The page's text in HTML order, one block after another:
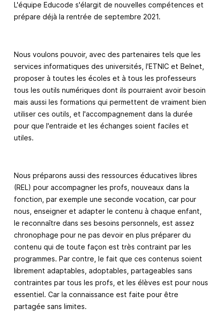
L'équipe Educode s'élargit de nouvelles compétences et
prépare déjà la rentrée de septembre 2021.
Nous voulons pouvoir, avec des partenaires tels que les
services informatiques des universités, l'ETNIC et Belnet,
proposer à toutes les écoles et à tous les professeurs
tous les outils numériques dont ils pourraient avoir besoin
mais aussi les formations qui permettent de vraiment bien
utiliser ces outils, et l'accompagnement dans la durée
pour que l'entraide et les échanges soient faciles et
utiles.
Nous préparons aussi des ressources éducatives libres
(REL) pour accompagner les profs, nouveaux dans la
fonction, par exemple une seconde vocation, car pour
nous, enseigner et adapter le contenu à chaque enfant,
le reconnaître dans ses besoins personnels, est assez
chronophage pour ne pas devoir en plus préparer du
contenu qui de toute façon est très contraint par les
programmes. Par contre, le fait que ces contenus soient
librement adaptables, adoptables, partageables sans
contraintes par tous les profs, et les élèves est pour nous
essentiel. Car la connaissance est faite pour être
partagée sans limites.